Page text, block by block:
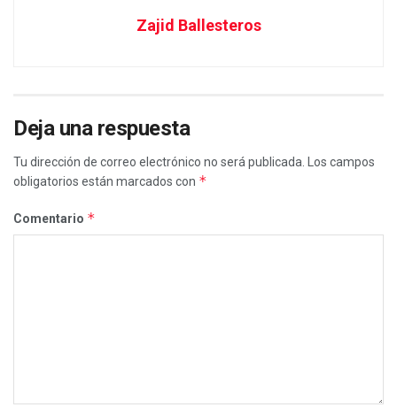
Zajid Ballesteros
Deja una respuesta
Tu dirección de correo electrónico no será publicada.
Los campos
obligatorios están marcados con *
Comentario *